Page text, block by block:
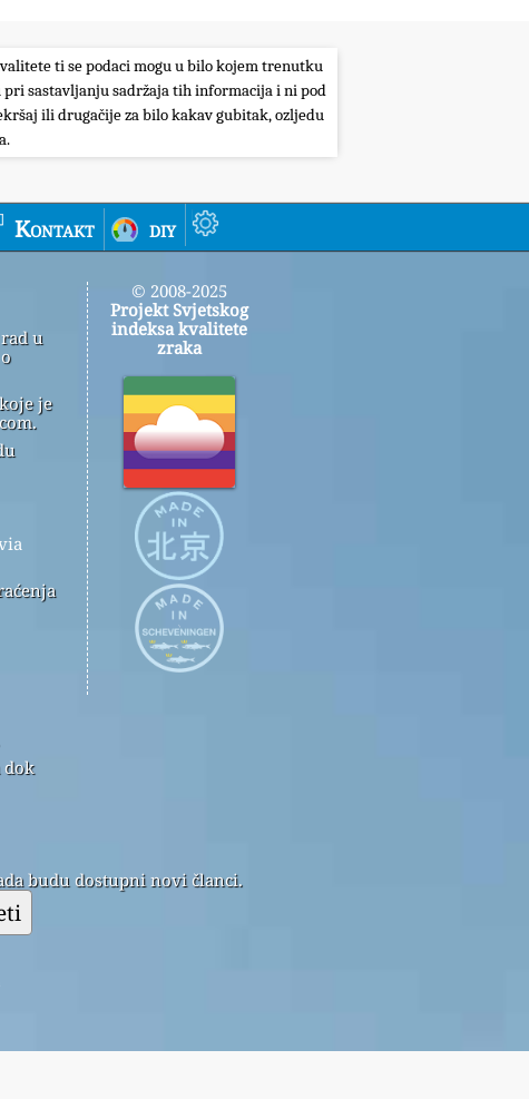
ti se podaci mogu u bilo kojem trenutku
sastavljanju sadržaja tih informacija i ni pod
ili drugačije za bilo kakav gubitak, ozljedu
Kontakt diy
u
je
dok
© 2008-2025
Projekt Svjetskog
indeksa kvalitete
zraka
budu dostupni novi članci.